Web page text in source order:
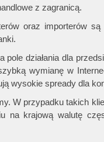
z zagranicą.
oraz importerów są
pole działania dla
wymianę w
wysokie spready dla
W przypadku takich
na krajową walutę